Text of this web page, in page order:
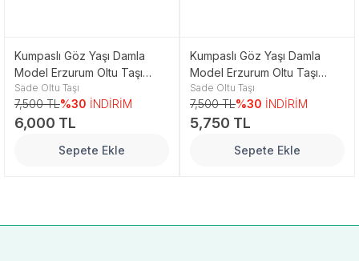
Kumpaslı Göz Yaşı Damla
Model Erzurum Oltu Taşı
Tesbih
Sade Oltu Taşı
7,500 TL%30 İNDİRİM
6,000 TL
Sepete Ekle
Kumpaslı Göz Yaşı Damla
Model Erzurum Oltu Taşı
Tesbih
Sade Oltu Taşı
7,500 TL%30 İNDİRİM
5,750 TL
Sepete Ekle